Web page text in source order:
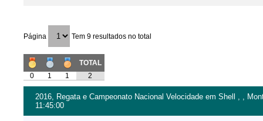
Página Tem 9 resultados no total
TOTAL
0
1 1 2
2016, Regata e Campeonato Nacional Velocidade em Shell , ,
11:45:00